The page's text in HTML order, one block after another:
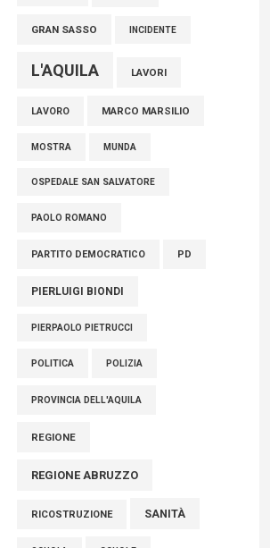
GRAN SASSO INCIDENTE
L'AQUILA LAVORI
LAVORO MARCO MARSILIO
MOSTRA MUNDA
OSPEDALE SAN SALVATORE
PAOLO ROMANO
PARTITO DEMOCRATICO PD
PIERLUIGI BIONDI
PIERPAOLO PIETRUCCI
POLITICA POLIZIA
PROVINCIA DELL'AQUILA
REGIONE
REGIONE ABRUZZO
RICOSTRUZIONE SANITÀ